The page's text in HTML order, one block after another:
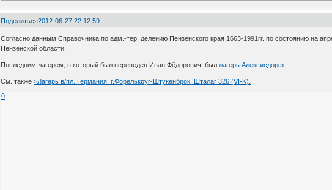
Поделиться2012-06-27 22:12:59
Согласно данным Справочника по адм.-тер. делению Пензенского края 1663-1991гг. по состоянию на
Пензенской области.
Последним лагерем, в который был переведен Иван Фёдорович, был лагерь Алексисдорф
См. также>Лагерь в/пл. Германия. г.Форелькруг-Штукенброк. Шталаг 326 (VI-K).
0